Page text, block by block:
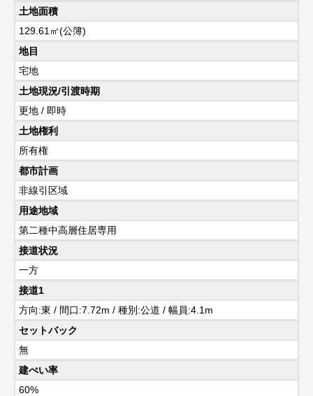
土地面積
129.61㎡(公簿)
地目
宅地
土地現況/引渡時期
更地 / 即時
土地権利
所有権
都市計画
非線引区域
用途地域
第二種中高層住居専用
接道状況
一方
接道1
方向:東 / 間口:7.72m / 種別:公道 / 幅員:4.1m
セットバック
無
建ぺい率
60%